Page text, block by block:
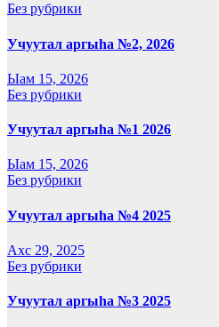
Без рубрики
Учуутал аргыһа №2, 2026
Ыам 15, 2026
Без рубрики
Учуутал аргыһа №1 2026
Ыам 15, 2026
Без рубрики
Учуутал аргыһа №4 2025
Ахс 29, 2025
Без рубрики
Учуутал аргыһа №3 2025